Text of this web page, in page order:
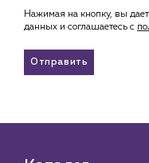
Нажимая на кнопку, вы
данных и соглашаетесь c
Отправить